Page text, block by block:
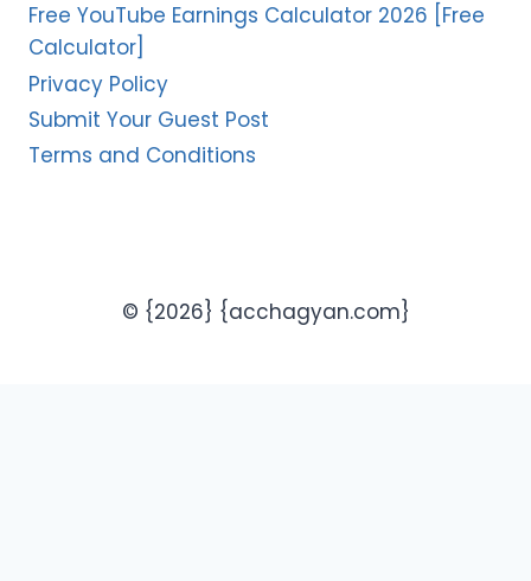
Free YouTube Earnings Calculator 2026 [Free
Calculator]
Privacy Policy
Submit Your Guest Post
Terms and Conditions
© {2026} {acchagyan.com}